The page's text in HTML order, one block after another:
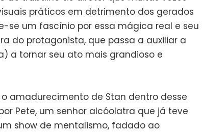
práticos em detrimento dos gerados
se um fascínio por essa mágica real e seu
do protagonista, que passa a auxiliar a
a tornar seu ato mais grandioso e
amadurecimento de Stan dentro desse
Pete, um senhor alcóolatra que já teve
show de mentalismo, fadado ao